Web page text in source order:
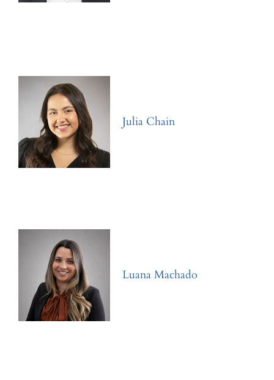
Julia Chain
Luana Machado